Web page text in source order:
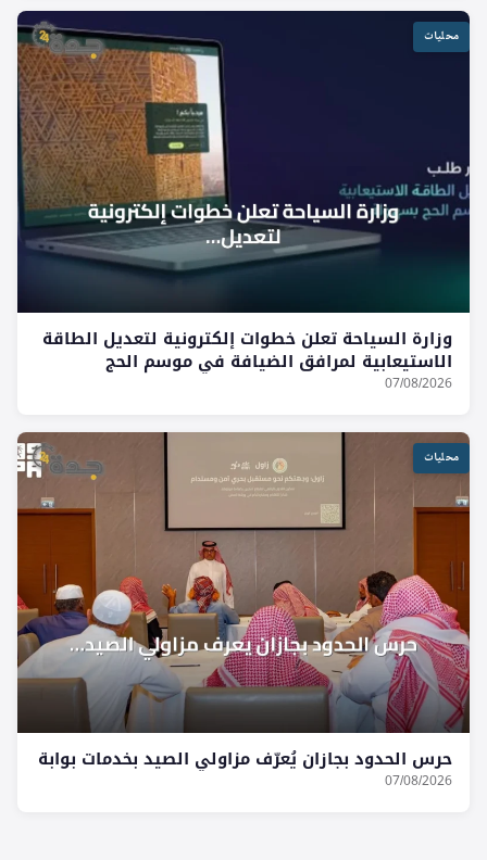
محليات
وزارة السياحة تعلن خطوات إلكترونية لتعديل الطاقة
الاستيعابية لمرافق الضيافة في موسم الحج
07/08/2026
محليات
حرس الحدود بجازان يُعرّف مزاولي الصيد بخدمات بوابة
07/08/2026